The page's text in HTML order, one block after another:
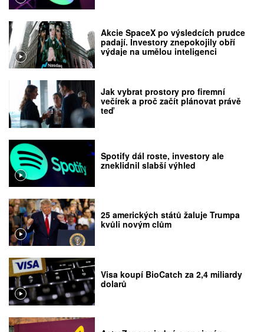
Akcie SpaceX po výsledcích prudce
padají. Investory znepokojily obří
výdaje na umělou inteligenci
Jak vybrat prostory pro firemní
večírek a proč začít plánovat právě
teď
Spotify dál roste, investory ale
zneklidnil slabší výhled
25 amerických států žaluje Trumpa
kvůli novým clům
Visa koupí BioCatch za 2,4 miliardy
dolarů